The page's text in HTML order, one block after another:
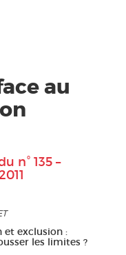
au
n° 135 –
et exclusion :
les limites ?